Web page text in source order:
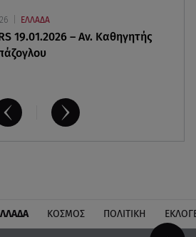
ΕΛΛΑΔΑ
19.01.2026 – Αν. Καθηγητής
ΚΟΣΜΟΣ ΠΟΛΙΤΙΚΗ